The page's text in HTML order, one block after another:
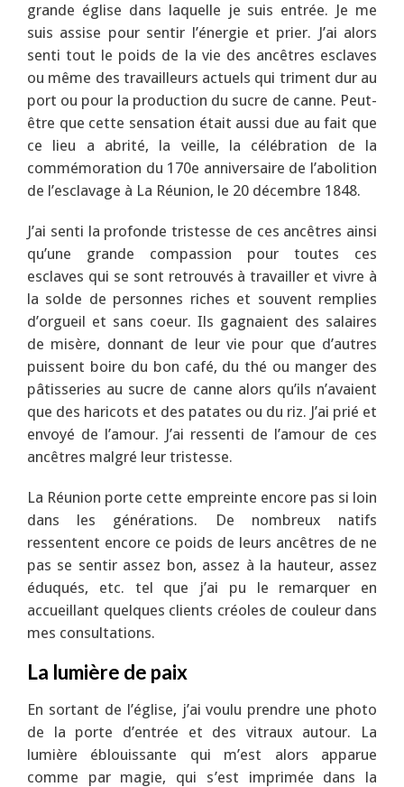
grande église dans laquelle je suis entrée. Je me
suis assise pour sentir l’énergie et prier. J’ai alors
senti tout le poids de la vie des ancêtres esclaves
ou même des travailleurs actuels qui triment dur au
port ou pour la production du sucre de canne. Peut-
être que cette sensation était aussi due au fait que
ce lieu a abrité, la veille, la célébration de la
commémoration du 170e anniversaire de l’abolition
de l’esclavage à La Réunion, le 20 décembre 1848.
J’ai senti la profonde tristesse de ces ancêtres ainsi
qu’une grande compassion pour toutes ces
esclaves qui se sont retrouvés à travailler et vivre à
la solde de personnes riches et souvent remplies
d’orgueil et sans coeur. Ils gagnaient des salaires
de misère, donnant de leur vie pour que d’autres
puissent boire du bon café, du thé ou manger des
pâtisseries au sucre de canne alors qu’ils n’avaient
que des haricots et des patates ou du riz. J’ai prié et
envoyé de l’amour. J’ai ressenti de l’amour de ces
ancêtres malgré leur tristesse.
La Réunion porte cette empreinte encore pas si loin
dans les générations. De nombreux natifs
ressentent encore ce poids de leurs ancêtres de ne
pas se sentir assez bon, assez à la hauteur, assez
éduqués, etc. tel que j’ai pu le remarquer en
accueillant quelques clients créoles de couleur dans
mes consultations.
La lumière de paix
En sortant de l’église, j’ai voulu prendre une photo
de la porte d’entrée et des vitraux autour. La
lumière éblouissante qui m’est alors apparue
comme par magie, qui s’est imprimée dans la